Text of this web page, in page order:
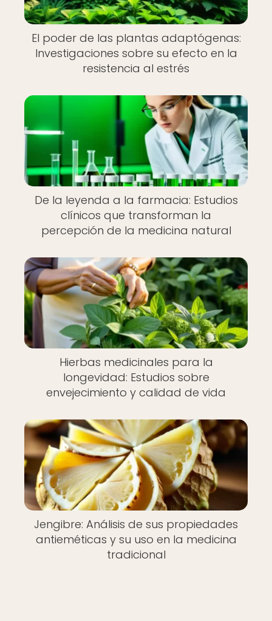
El poder de las plantas adaptógenas:
Investigaciones sobre su efecto en la
resistencia al estrés
De la leyenda a la farmacia: Estudios
clínicos que transforman la
percepción de la medicina natural
Hierbas medicinales para la
longevidad: Estudios sobre
envejecimiento y calidad de vida
Jengibre: Análisis de sus propiedades
antieméticas y su uso en la medicina
tradicional